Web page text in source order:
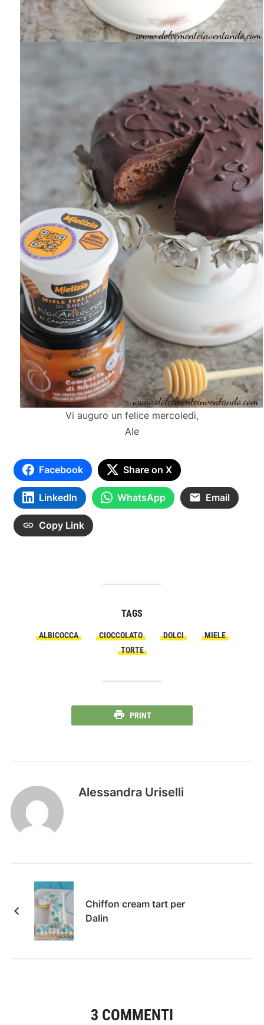
Vi auguro un felice mercoledì,
Ale
Facebook Share on X
LinkedIn WhatsApp Email
Copy Link
TAGS
ALBICOCCA CIOCCOLATO DOLCI
MIELE
TORTE
PRINT
Alessandra Uriselli
Chiffon cream tart per
Dalin
3 COMMENTI